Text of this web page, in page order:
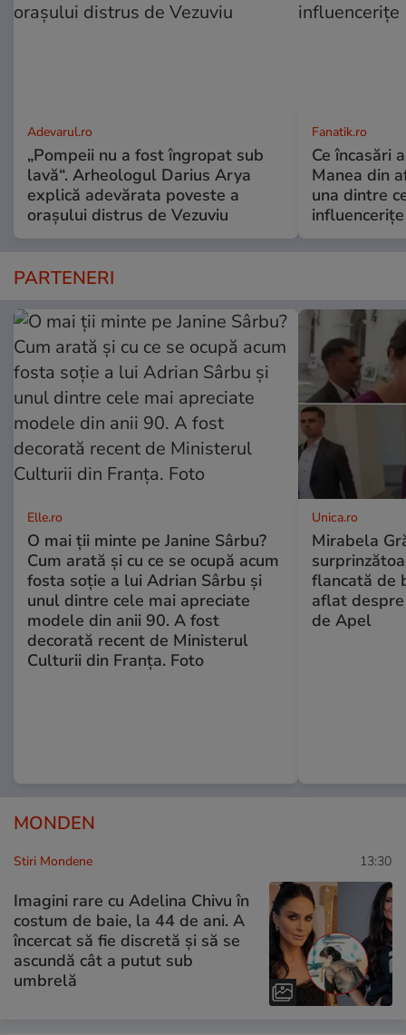
Adevarul.ro
„Pompeii nu a fost îngropat sub
lavă“. Arheologul Darius Arya
explică adevărata poveste a
orașului distrus de Vezuviu
Fanatik.ro
Ce încasări
Manea din
una dintre
influencerițe
PARTENERI
Elle.ro
O mai ții minte pe Janine Sârbu?
Cum arată și cu ce se ocupă acum
fosta soție a lui Adrian Sârbu și
unul dintre cele mai apreciate
modele din anii 90. A fost
decorată recent de Ministerul
Culturii din Franța. Foto
Unica.ro
Mirabela
flancată de
aflat
de Apel
MONDEN
Stiri Mondene 13:30
Imagini rare cu Adelina Chivu în
costum de baie, la 44 de ani. A
încercat să fie discretă și să se
ascundă cât a putut sub
umbrelă